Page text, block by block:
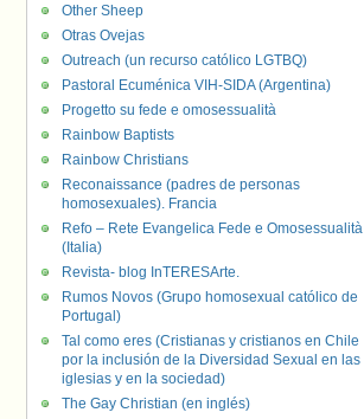
Other Sheep
Otras Ovejas
Outreach (un recurso católico LGTBQ)
Pastoral Ecuménica VIH-SIDA (Argentina)
Progetto su fede e omosessualità
Rainbow Baptists
Rainbow Christians
Reconaissance (padres de personas
homosexuales). Francia
Refo – Rete Evangelica Fede e Omosessualità
(Italia)
Revista- blog InTERESArte.
Rumos Novos (Grupo homosexual católico de
Portugal)
Tal como eres (Cristianas y cristianos en Chile
por la inclusión de la Diversidad Sexual en las
iglesias y en la sociedad)
The Gay Christian (en inglés)